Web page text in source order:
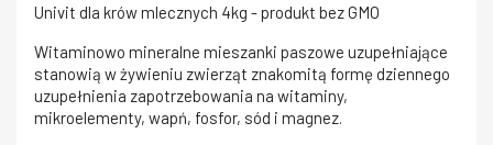
Univit dla krów mlecznych 4kg - produkt bez GMO
Witaminowo mineralne mieszanki paszowe uzupełniające
stanowią w żywieniu zwierząt znakomitą formę dziennego
uzupełnienia zapotrzebowania na witaminy,
mikroelementy, wapń, fosfor, sód i magnez.